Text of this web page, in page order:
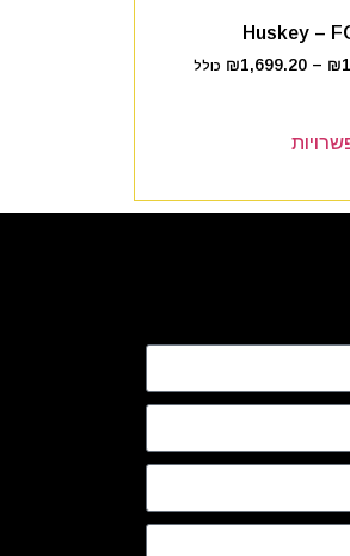
Huskey –
₪
–
₪1,699.20
כולל